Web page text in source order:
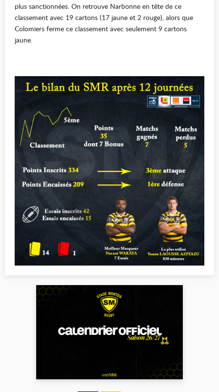
plus sanctionnées. On retrouve Narbonne en tête de ce
classement avec 19 cartons (17 jaune et 2 rouge), alors que
Colomiers ferme ce classement avec seulement 9 cartons
jaune.